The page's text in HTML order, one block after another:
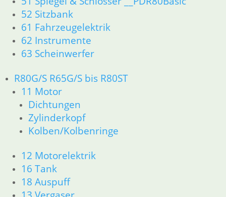
52 Sitzbank
61 Fahrzeugelektrik
62 Instrumente
63 Scheinwerfer
R80G/S R65G/S bis R80ST
11 Motor
Dichtungen
Zylinderkopf
Kolben/Kolbenringe
12 Motorelektrik
16 Tank
18 Auspuff
52 Sitzbank
61 Fahrzeugelektrik
62 Instrumente
63 Scheinwerfer
R80GS ab 1991 bis R100GS PD R80 Basic
Dichtungen
Zylinderkopf
Kolben/Kolbenringe
12 Motorelektrik
13 Vergaser
16 Tank
21 Kupplung
23 Getriebe
31 Telegabel
26 Kardanwelle